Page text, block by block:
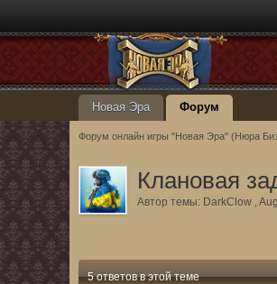
Новая Эра Форум
Форум онлайн игры "Новая Эра" (Нюра
Клановая
Автор темы: DarkClow ,
5 ответов в этой теме